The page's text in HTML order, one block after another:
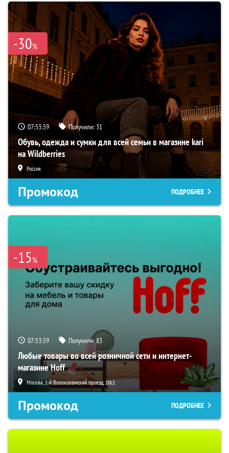
-30%
07:53:58 Получили: 31
Обувь, одежда и сумки для всей семьи в магазине kari
на Wildberries
Россия
Промокод ПОДРОБНЕЕ
-15%
07:53:58 Получили:83
Любые товары во всей розничной сети и интернет-
магазине Hoff
Москва, 1-й Волоколамский проезд, 10с1
Промокод ПОДРОБНЕЕ